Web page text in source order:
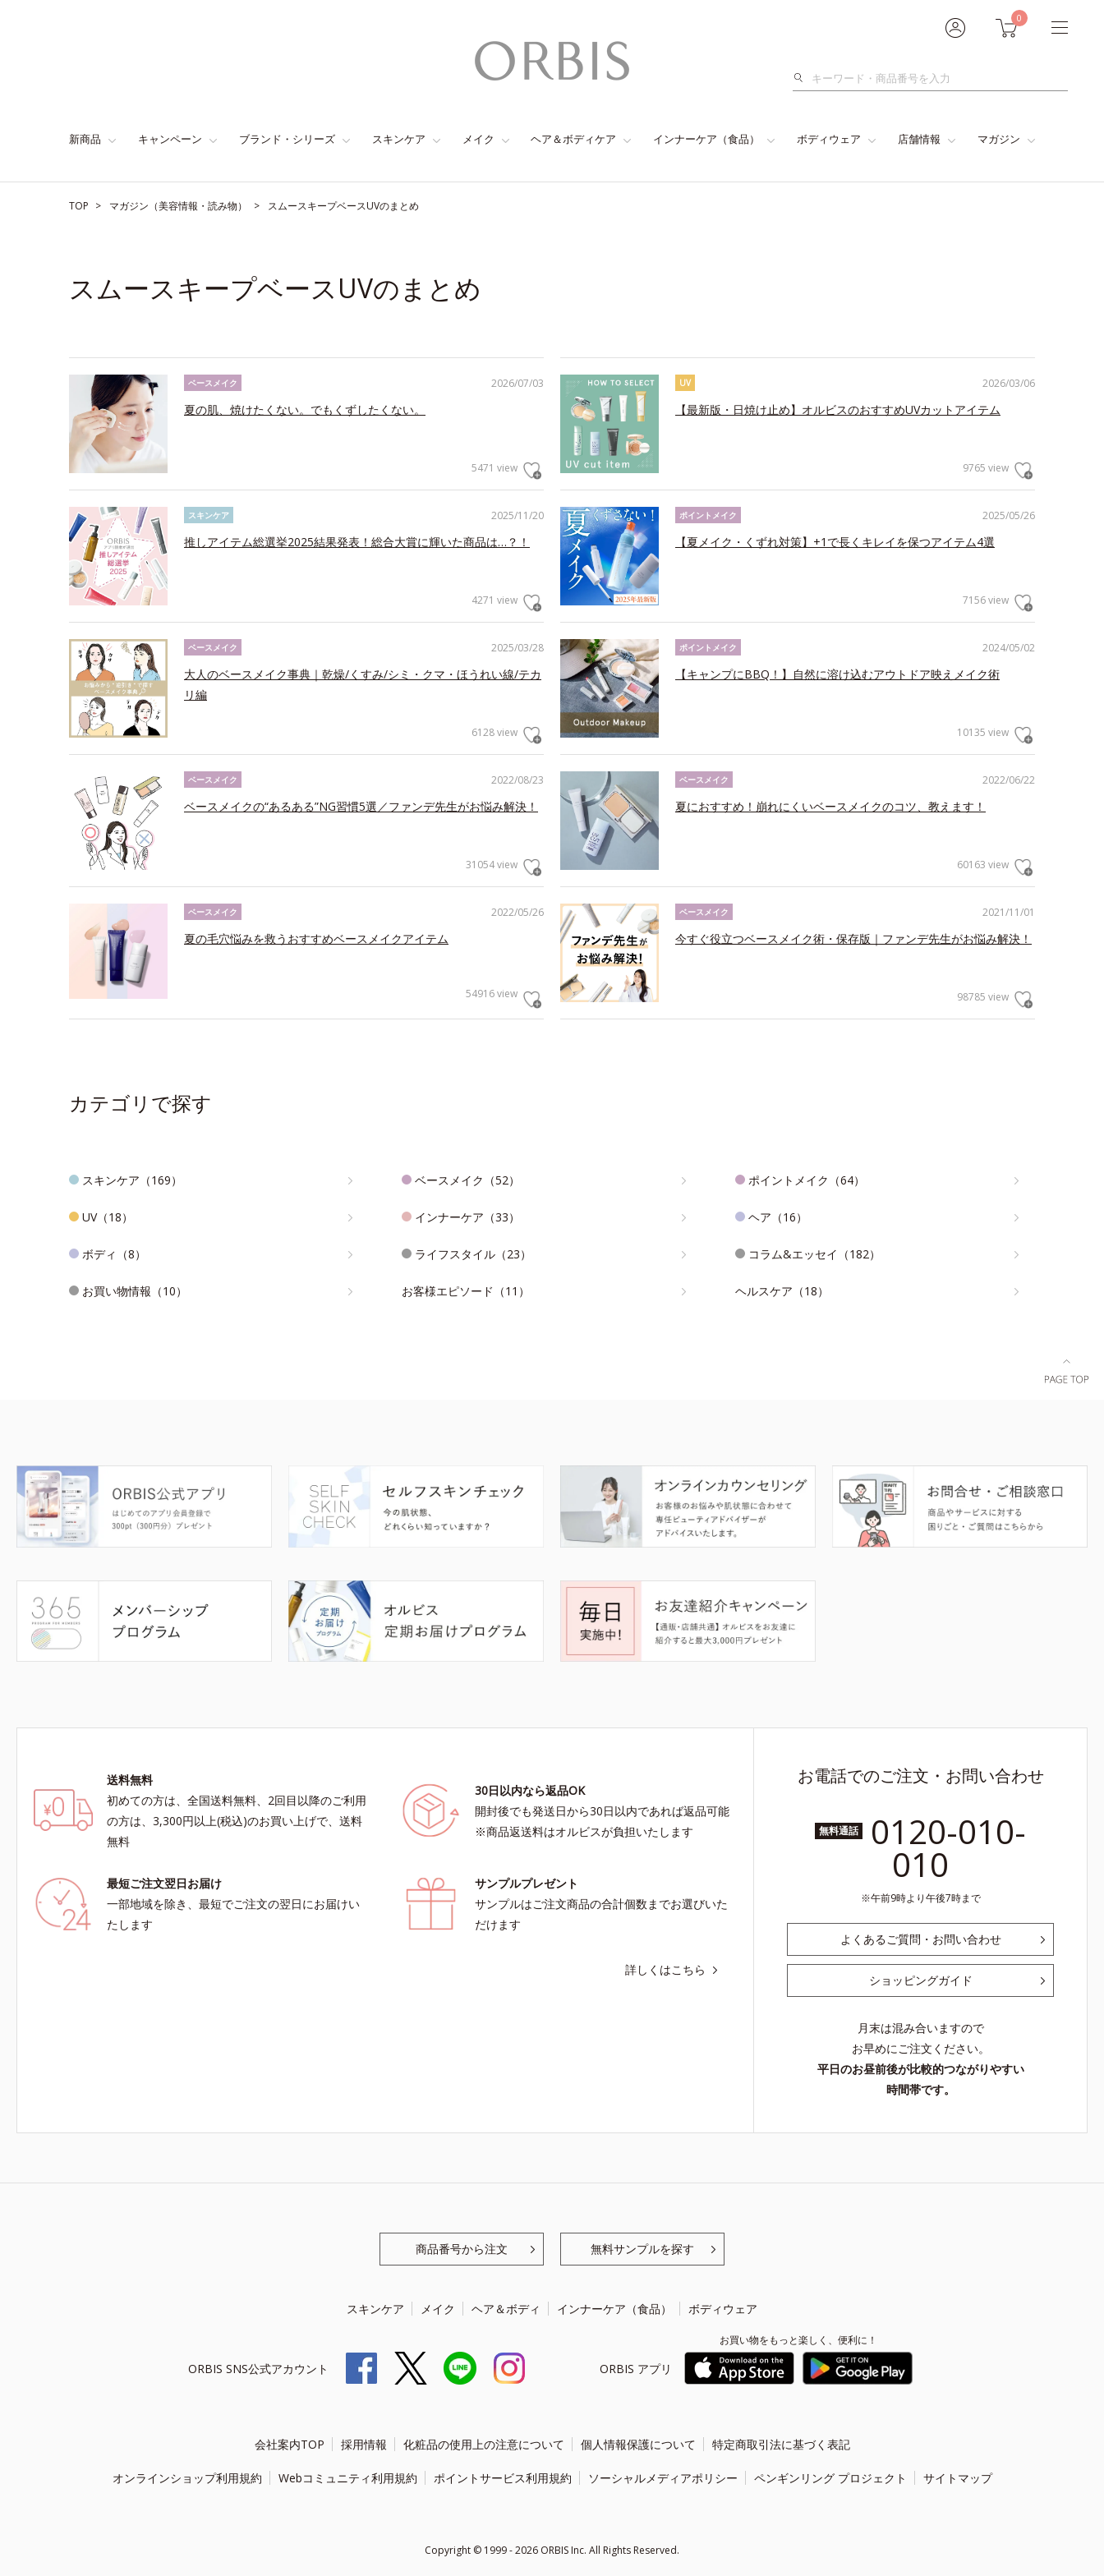
0
検
新商品 キャンペーン ブランド・シリーズ スキンケア メイク ヘア＆ボディケア インナーケア（食品） ボディウェア 店舗情報 マガジン
TOP マガジン（美容情報・読み物） スムースキープベースUVのまとめ
スムースキープベースUVのまとめ
2026/07/03
ベースメイク
夏の肌、焼けたくない。でもくずしたくない。
5471 view
2026/03/06
UV
【最新版・日焼け止め】オルビスのおすすめUVカットアイテム
9765 view
2025/11/20
スキンケア
推しアイテム総選挙2025結果発表！総合大賞に輝いた商品は…？！
4271 view
2025/05/26
ポイントメイク
【夏メイク・くずれ対策】+1で長くキレイを保つアイテム4選
7156 view
2025/03/28
ベースメイク
大人のベースメイク事典｜乾燥/くすみ/シミ・クマ・ほうれい線/テカ
リ編
6128 view
2024/05/02
ポイントメイク
【キャンプにBBQ！】自然に溶け込むアウトドア映えメイク術
10135 view
2022/08/23
ベースメイク
ベースメイクの“あるある”NG習慣5選／ファンデ先生がお悩み解決！
31054 view
2022/06/22
ベースメイク
夏におすすめ！崩れにくいベースメイクのコツ、教えます！
60163 view
2022/05/26
ベースメイク
夏の毛穴悩みを救うおすすめベースメイクアイテム
54916 view
2021/11/01
ベースメイク
今すぐ役立つベースメイク術・保存版｜ファンデ先生がお悩み解決！
98785 view
カテゴリで探す
スキンケア（169） ベースメイク（52） ポイントメイク（64）
UV（18） インナーケア（33） ヘア（16）
ボディ（8） ライフスタイル（23） コラム&エッセイ（182）
お買い物情報（10） お客様エピソード（11） ヘルスケア（18）
送料無料
初めての方は、全国送料無料、2回目以降のご利用
の方は、3,300円以上(税込)のお買い上げで、送料
無料
30日以内なら返品OK
開封後でも発送日から30日以内であれば返品可能
※商品返送料はオルビスが負担いたします
最短ご注文翌日お届け
一部地域を除き、最短でご注文の翌日にお届けい
たします
サンプルプレゼント
サンプルはご注文商品の合計個数までお選びいた
だけます
詳しくはこちら
お電話でのご注文・お問い合わせ
無料通話 0120-010-
010
午前9時より午後7時まで
よくあるご質問・お問い合わせ
ショッピングガイド
月末は混み合いますので
お早めにご注文ください。
平日のお昼前後が比較的つながりやすい
時間帯です。
商品番号から注文 無料サンプルを探す
スキンケア メイク ヘア＆ボディ インナーケア（食品） ボディウェア
ORBIS SNS公式アカウント ORBIS アプリ
お買い物をもっと楽しく、便利に！
会社案内TOP 採用情報 化粧品の使用上の注意について 個人情報保護について 特定商取引法に基づく表記
オンラインショップ利用規約 Webコミュニティ利用規約 ポイントサービス利用規約 ソーシャルメディアポリシー ペンギンリング プロジェクト サイトマップ
Copyright © 1999 - 2026 ORBIS Inc. All Rights Reserved.